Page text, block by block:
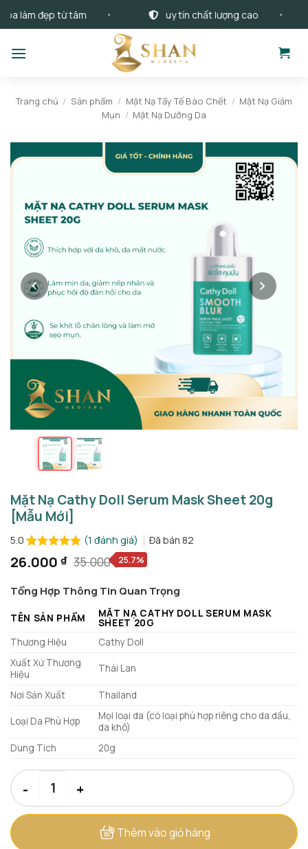
dung
đẹp từ tâm uy tín chất lượng cao
Trang chủ / Sản phẩm / Mặt Nạ Tẩy Tế Bào Chết / Mặt Nạ Giảm
Mụn / Mặt Nạ Dưỡng Da
Mặt Nạ Cathy Doll Serum Mask Sheet 20g
[Mẫu Mới]
5.0
5.0trên 5
dựa trên
(1 đánh giá) Đã bán 82
35.000
Giá
gốc
là:
35.000 ₫.
26.000 ₫
Giá
hiện
tại
là:
26.000 ₫.
25.7%
Tổng Hợp Thông Tin Quan Trọng
TÊN SẢN PHẨM MẶT NẠ CATHY DOLL SERUM MASK
SHEET 20G
Thương Hiệu
Cathy Doll
Xuất Xứ Thương
Hiệu
Thái Lan
Nơi Sản Xuất Thailand
Loại Da Phù Hợp
Mọi loại da (có loại phù hợp riêng cho da dầu,
da khô)
Dung Tích
20g
Thêm vào giỏ hàng